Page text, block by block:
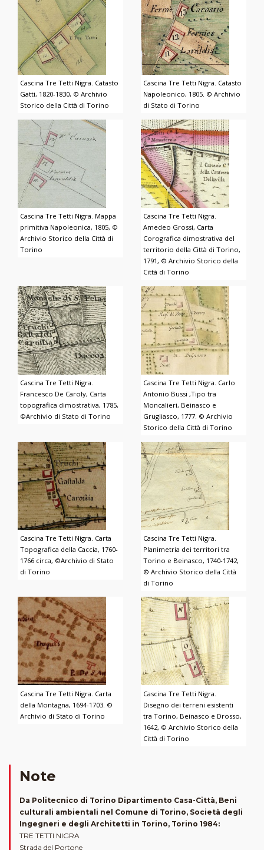
Cascina Tre Tetti Nigra. Catasto
Gatti, 1820-1830, © Archivio
Storico della Città di Torino
Cascina Tre Tetti Nigra. Catasto
Napoleonico, 1805. © Archivio
di Stato di Torino
Cascina Tre Tetti Nigra. Mappa
primitiva Napoleonica, 1805, ©
Archivio Storico della Città di
Torino
Cascina Tre Tetti Nigra.
Amedeo Grossi, Carta
Corografica dimostrativa del
territorio della Città di Torino,
1791, © Archivio Storico della
Città di Torino
Cascina Tre Tetti Nigra.
Francesco De Caroly, Carta
topografica dimostrativa, 1785,
©Archivio di Stato di Torino
Cascina Tre Tetti Nigra. Carlo
Antonio Bussi ,Tipo tra
Moncalieri, Beinasco e
Grugliasco, 1777. © Archivio
Storico della Città di Torino
Cascina Tre Tetti Nigra. Carta
Topografica della Caccia, 1760-
1766 circa, ©Archivio di Stato
di Torino
Cascina Tre Tetti Nigra.
Planimetria dei territori tra
Torino e Beinasco, 1740-1742,
© Archivio Storico della Città
di Torino
Cascina Tre Tetti Nigra. Carta
della Montagna, 1694-1703. ©
Archivio di Stato di Torino
Cascina Tre Tetti Nigra.
Disegno dei terreni esistenti
tra Torino, Beinasco e Drosso,
1642, © Archivio Storico della
Città di Torino
Note
Da Politecnico di Torino Dipartimento Casa-Città, Beni
culturali ambientali nel Comune di Torino, Società degli
Ingegneri e degli Architetti in Torino, Torino 1984:
TRE TETTI NIGRA
Strada del Portone